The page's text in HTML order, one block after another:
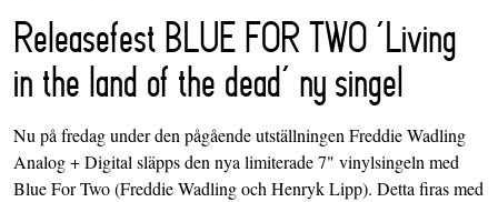
Releasefest BLUE FOR TWO ‘Living
in the land of the dead’ ny singel
Nu på fredag under den pågående utställningen Freddie Wadling
Analog + Digital släpps den nya limiterade 7" vinylsingeln med
Blue For Two (Freddie Wadling och Henryk Lipp). Detta firas med